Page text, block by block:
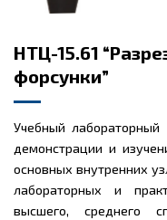
НТЦ-15.61
форсунки”
Учебный лабораторный
демонстрации и
основных внутренних
лабораторных и
высшего, среднего